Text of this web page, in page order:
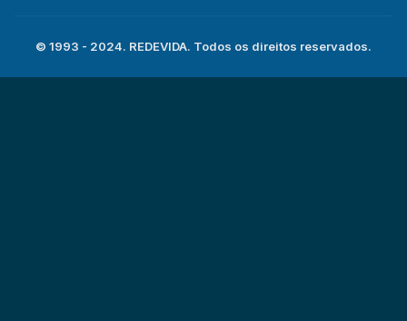
© 1993 - 2024. REDEVIDA. Todos os direitos reservados.